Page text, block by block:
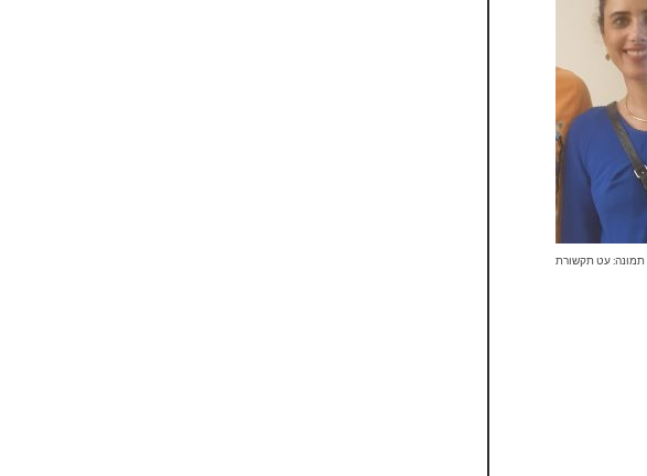
תמונה: עט תקשורת